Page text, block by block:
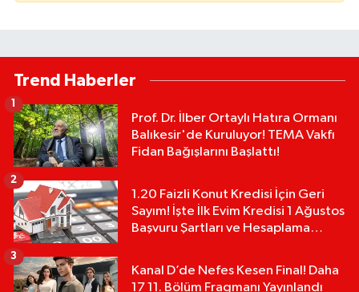
Trend Haberler
Prof. Dr. İlber Ortaylı Hatıra Ormanı
Balıkesir'de Kuruluyor! TEMA Vakfı
Fidan Bağışlarını Başlattı!
1
1.20 Faizli Konut Kredisi İçin Geri
Sayım! İşte İlk Evim Kredisi 1 Ağustos
Başvuru Şartları ve Hesaplama
2
Kanal D’de Nefes Kesen Final! Daha
17 11. Bölüm Fragmanı Yayınlandı
3